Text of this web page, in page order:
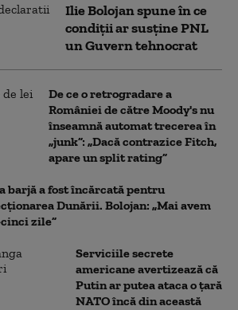
Ilie Bolojan spune în ce
condiții ar susține PNL
un Guvern tehnocrat
De ce o retrogradare a
României de către Moody's nu
înseamnă automat trecerea în
„junk”: „Dacă contrazice Fitch,
apare un split rating”
barjă a fost încărcată pentru
Dunării. Bolojan: „Mai avem
zile”
Serviciile secrete
americane avertizează că
Putin ar putea ataca o țară
NATO încă din această